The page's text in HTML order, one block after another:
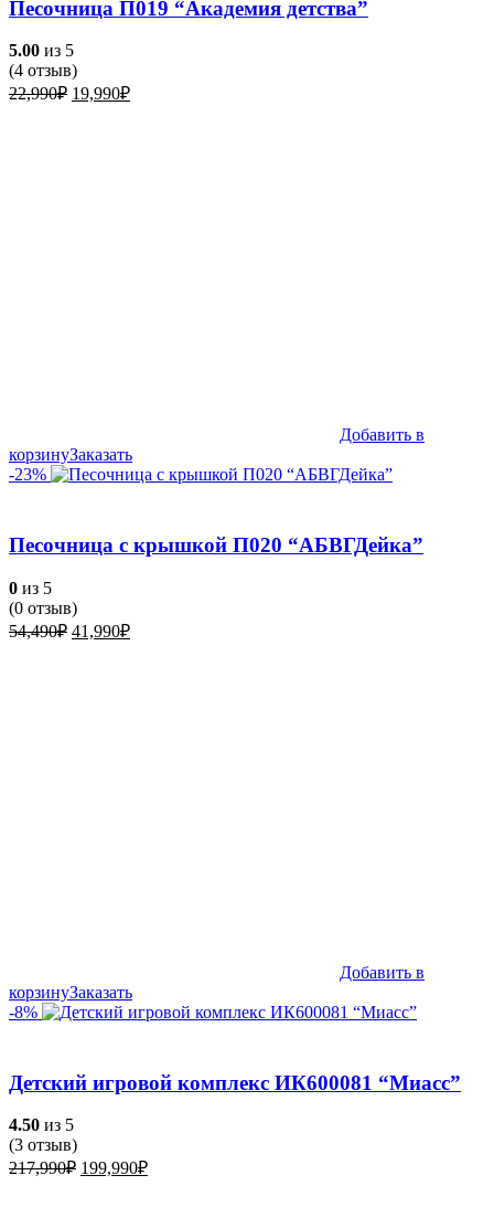
Песочница П019 “Академия детства”
5.00 из 5
(4 отзыв)
22,990₽ Первоначальная
19,990₽Текущая
Добавить в
корзинуЗаказать
-23%
Песочница с крышкой П020 “АБВГДейка”
0 из 5
(0 отзыв)
54,490₽ Первоначальная
41,990₽Текущая
Добавить в
корзинуЗаказать
-8%
Детский игровой комплекс ИК600081 “Миасс”
4.50 из 5
(3 отзыв)
217,990₽ Первоначальная
199,990₽Текущая